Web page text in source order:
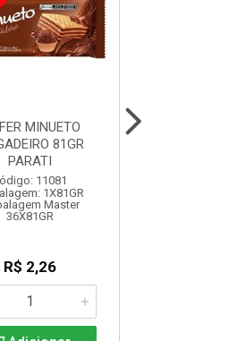
MINUETO
81GR
PARATI
11081
1X81GR
Master
36X81GR
R$ 2,26